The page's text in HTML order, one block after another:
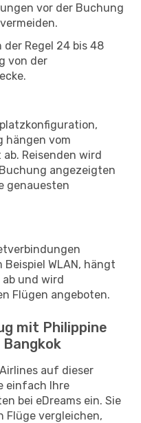
vor der Buchung
Regel 24 bis 48
von der
hängen vom
Reisenden wird
angezeigten
genauesten
WLAN, hängt
und wird
Flügen angeboten.
mit Philippine
Bangkok
auf dieser
einfach Ihre
bei eDreams ein. Sie
Flüge vergleichen,